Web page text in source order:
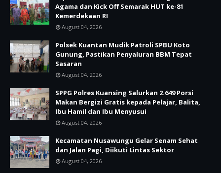
Agama dan Kick Off Semarak HUT ke-81
Kemerdekaan RI
August 04, 2026
Polsek Kuantan Mudik Patroli SPBU Koto
Gunung, Pastikan Penyaluran BBM Tepat
Sasaran
August 04, 2026
SPPG Polres Kuansing Salurkan 2.649 Porsi
Makan Bergizi Gratis kepada Pelajar, Balita,
Ibu Hamil dan Ibu Menyusui
August 04, 2026
Kecamatan Nusawungu Gelar Senam Sehat
dan Jalan Pagi, Diikuti Lintas Sektor
August 04, 2026